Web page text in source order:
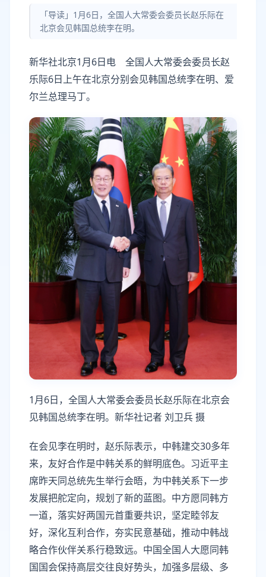
「导读」1月6日，全国人大常委会委员长赵乐际在
北京会见韩国总统李在明。
新华社北京1月6日电 全国人大常委会委员长赵
乐际6日上午在北京分别会见韩国总统李在明、爱
尔兰总理马丁。
1月6日，全国人大常委会委员长赵乐际在北京会
见韩国总统李在明。新华社记者 刘卫兵 摄
在会见李在明时，赵乐际表示，中韩建交30多年
来，友好合作是中韩关系的鲜明底色。习近平主
席昨天同总统先生举行会晤，为中韩关系下一步
发展把舵定向，规划了新的蓝图。中方愿同韩方
一道，落实好两国元首重要共识，坚定睦邻友
好，深化互利合作，夯实民意基础，推动中韩战
略合作伙伴关系行稳致远。中国全国人大愿同韩
国国会保持高层交往良好势头，加强多层级、多